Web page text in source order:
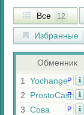
Все 12
Избранные
Обменник
1
YochangeР
2
ProstoCash
Р
3 Сова Р